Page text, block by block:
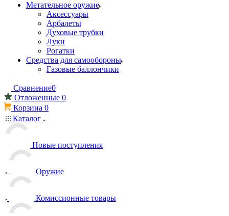
Метательное оружие
Аксессуары
Арбалеты
Духовые трубки
Луки
Рогатки
Средства для самообороны
Газовые баллончики
Сравнение0
Отложенные 0
Корзина 0
Каталог
Новые поступления
Оружие
Комиссионные товары